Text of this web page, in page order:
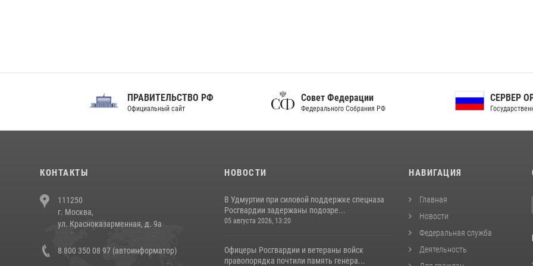
ПРАВИТЕЛЬСТВО РФ
Официальный сайт
Совет Федерации
Федерального Собрания РФ
СЕРВЕР ОРГАНОВ
Государственной власти РФ
КОНТАКТЫ
111250
г. Москва,
ул. Красноказарменная, д. 9а
8 800 350 08 97 (автоинформатор)
НОВОСТИ
В Удмуртии при силовой поддержке спецназа
Росгвардии задержаны подозре...
05 августа 2026, 13:20
Офицеры Росгвардии и ветераны войск
правопорядка почтили память генера...
НАВИГАЦИЯ
Главная
Новости
Федеральная служба
Деятельность